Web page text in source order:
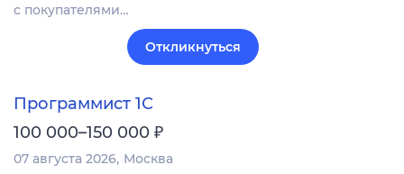
с покупателями…
Откликнуться
Программист 1С
100 000–150 000 ₽
07 августа 2026 Москва